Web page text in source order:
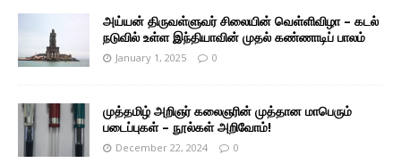
அய்யன் திருவள்ளுவர் சிலையின் வெள்ளிவிழா – கடல்
நடுவில் உள்ள இந்தியாவின் முதல் கண்ணாடிப் பாலம்
January 1, 2025 0
முத்தமிழ் அறிஞர் கலைஞரின் முத்தான மாபெரும்
படைப்புகள் – நூல்கள் அறிவோம்!
December 22, 2024 0